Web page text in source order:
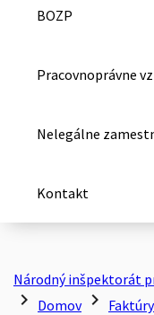
BOZP
Pracovnoprávne
Nelegálne
Kontakt
Národný inšpektorát
chevron_right Domov chevron_right Faktúry